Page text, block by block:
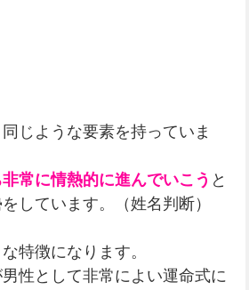
じような要素を持っていま
常に情熱的に進んでいこう と
しています。（姓名判断）
特徴になります。
性として非常によい運命式に